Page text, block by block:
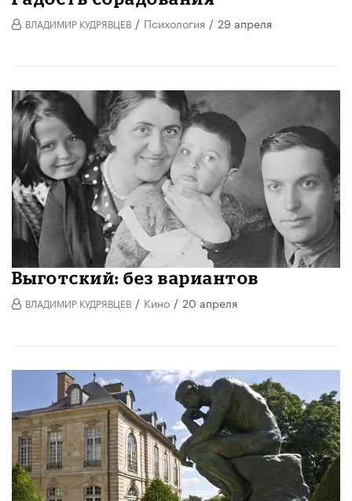
ВЛАДИМИР КУДРЯВЦЕВ / Психология / 29 апреля
Выготский: без вариантов
ВЛАДИМИР КУДРЯВЦЕВ / Кино / 20 апреля